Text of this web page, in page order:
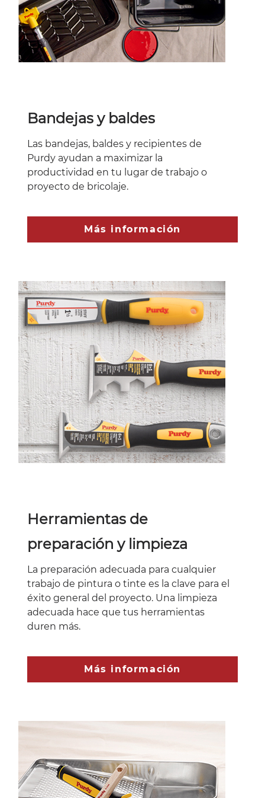
Bandejas y baldes
Las bandejas, baldes y recipientes de
Purdy ayudan a maximizar la
productividad en tu lugar de trabajo o
proyecto de bricolaje.
Más información
Herramientas de
preparación y limpieza
La preparación adecuada para cualquier
trabajo de pintura o tinte es la clave para el
éxito general del proyecto. Una limpieza
adecuada hace que tus herramientas
duren más.
Más información